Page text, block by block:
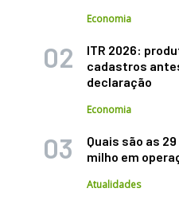
Economia
ITR 2026:
cadastros
declaração
Economia
Quais são as
milho em
Atualidades